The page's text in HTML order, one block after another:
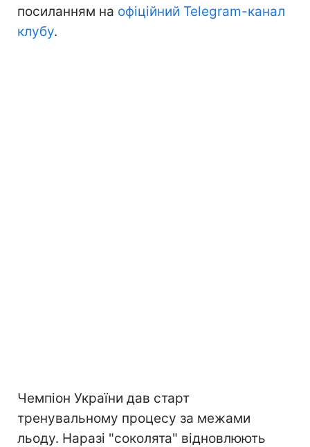
посиланням на офіційний Telegram-канал
клубу.
Чемпіон України дав старт
тренувальному процесу за межами
льоду. Наразі "соколята" відновлюють